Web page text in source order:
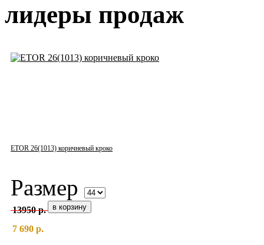
лидеры продаж
ETOR 26(1013) коричневый кроко
Размер
13950 р.
7 690 р.